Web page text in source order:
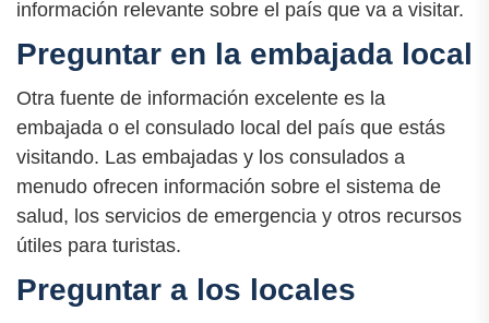
información relevante sobre el país que va a visitar.
Preguntar en la embajada local
Otra fuente de información excelente es la
embajada o el consulado local del país que estás
visitando. Las embajadas y los consulados a
menudo ofrecen información sobre el sistema de
salud, los servicios de emergencia y otros recursos
útiles para turistas.
Preguntar a los locales